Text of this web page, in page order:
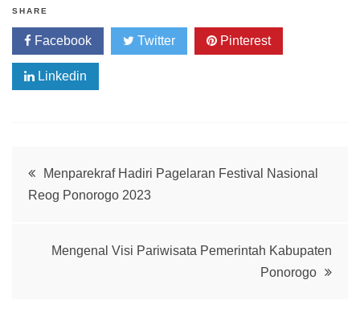
SHARE
Facebook Twitter Pinterest
Linkedin
Post
navigation
Menparekraf Hadiri Pagelaran Festival Nasional
Reog Ponorogo 2023
Mengenal Visi Pariwisata Pemerintah Kabupaten
Ponorogo